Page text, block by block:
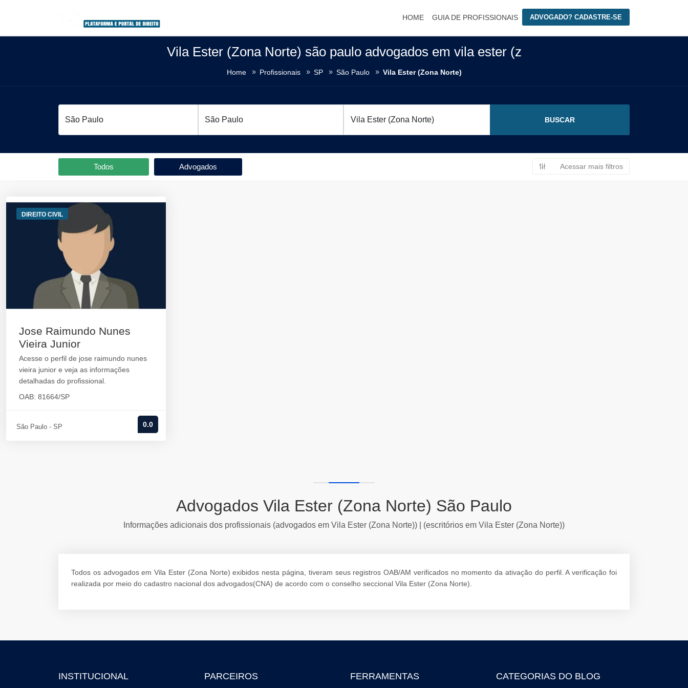
HOME GUIA DE PROFISSIONAIS ADVOGADO? CADASTRE-SE
Vila Ester (Zona Norte) são paulo advogados em vila ester (z
Home Profissionais SP São Paulo Vila Ester (Zona Norte)
Todos Advogados Acessar mais filtros
DIREITO CIVIL
Jose Raimundo Nunes
Vieira Junior
Acesse o perfil de jose raimundo nunes
vieira junior e veja as informações
detalhadas do profissional.
OAB: 81664/SP
São Paulo - SP 0.0
Advogados Vila Ester (Zona Norte) São Paulo
Informações adicionais dos profissionais (advogados em Vila Ester (Zona Norte)) | (escritórios em Vila Ester (Zona Norte))
Todos os advogados em Vila Ester (Zona Norte) exibidos nesta página, tiveram seus registros OAB/AM verificados no momento da ativação do perfil. A verificação foi
realizada por meio do cadastro nacional dos advogados(CNA) de acordo com o conselho seccional Vila Ester (Zona Norte).
INSTITUCIONAL PARCEIROS FERRAMENTAS CATEGORIAS DO BLOG